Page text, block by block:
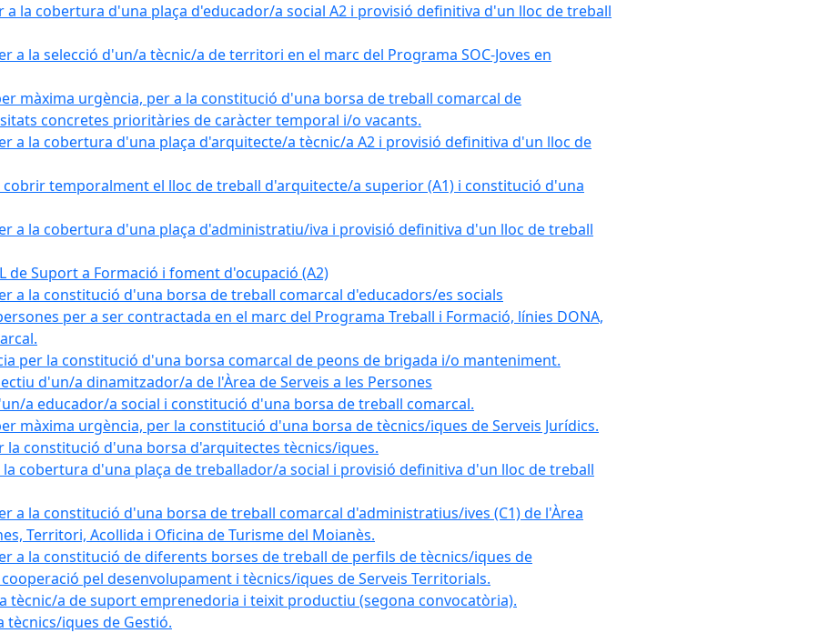
a la cobertura d'una plaça d'educador/a social A2 i provisió definitiva d'un lloc de treball
a la selecció d'un/a tècnic/a de territori en el marc del Programa SOC-Joves en
màxima urgència, per a la constitució d'una borsa de treball comarcal de
concretes prioritàries de caràcter temporal i/o vacants.
a la cobertura d'una plaça d'arquitecte/a tècnic/a A2 i provisió definitiva d'un lloc de
cobrir temporalment el lloc de treball d'arquitecte/a superior (A1) i constitució d'una
a la cobertura d'una plaça d'administratiu/iva i provisió definitiva d'un lloc de treball
de Suport a Formació i foment d'ocupació (A2)
a la constitució d'una borsa de treball comarcal d'educadors/es socials
per a ser contractada en el marc del Programa Treball i Formació, línies DONA,
per la constitució d'una borsa comarcal de peons de brigada i/o manteniment.
d'un/a dinamitzador/a de l'Àrea de Serveis a les Persones
a educador/a social i constitució d'una borsa de treball comarcal.
màxima urgència, per la constitució d'una borsa de tècnics/iques de Serveis Jurídics.
la constitució d'una borsa d'arquitectes tècnics/iques.
la cobertura d'una plaça de treballador/a social i provisió definitiva d'un lloc de treball
a la constitució d'una borsa de treball comarcal d'administratius/ives (C1) de l'Àrea
Territori, Acollida i Oficina de Turisme del Moianès.
a la constitució de diferents borses de treball de perfils de tècnics/iques de
pel desenvolupament i tècnics/iques de Serveis Territorials.
tècnic/a de suport emprenedoria i teixit productiu (segona convocatòria).
tècnics/iques de Gestió.